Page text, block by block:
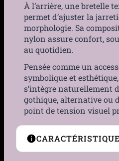
À l’arrière, une bretelle
permet d’ajuster la
morphologie. Sa
nylon assure confort,
au quotidien.
Pensée comme un
symbolique et
s’intègre naturellement
gothique, alternative ou
point de tension visuel